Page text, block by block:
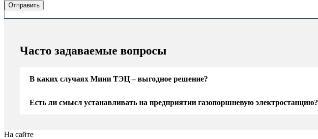
Часто задаваемые вопросы
В каких случаях Мини ТЭЦ – выгодное решение?
Есть ли смысл устанавливать на предприятии газопоршневую электростанцию?
На сайте